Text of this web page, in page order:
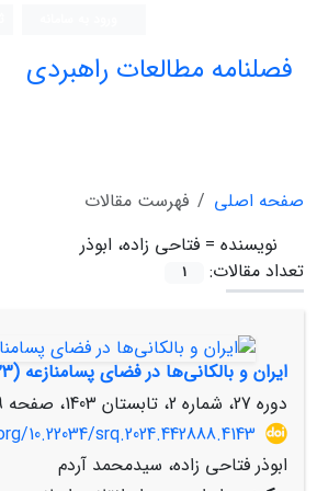
فصلنامه مطالعات راهبردی
صفحه اصلی
فهرست مقالات
نویسنده = فتاحی زاده، ابوذر
تعداد مقالات:
1
ایران و بالکانی‌ها در فضای پسامنازعه (2023-2008)
دوره 27، شماره 2، تابستان 1403، صفحه
10.22034/srq.2024.442888.4143
ابوذر فتاحی زاده، سیدمحمد آردم